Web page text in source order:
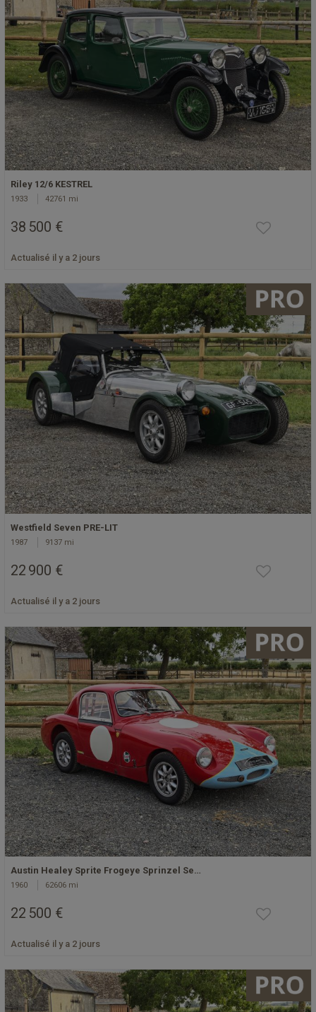
Riley 12/6 KESTREL
1933 42761 mi
38 500 €
Actualisé il y a 2 jours
Westfield Seven PRE-LIT
1987 9137 mi
22 900 €
Actualisé il y a 2 jours
Austin Healey Sprite Frogeye Sprinzel Se…
1960 62606 mi
22 500 €
Actualisé il y a 2 jours